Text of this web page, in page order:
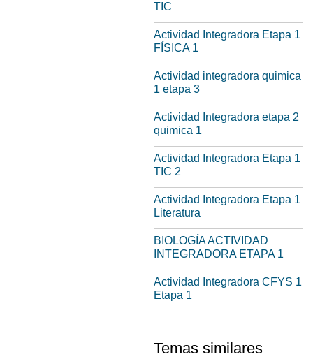
TIC
Actividad Integradora Etapa 1
FÍSICA 1
Actividad integradora quimica
1 etapa 3
Actividad Integradora etapa 2
quimica 1
Actividad Integradora Etapa 1
TIC 2
Actividad Integradora Etapa 1
Literatura
BIOLOGÍA ACTIVIDAD
INTEGRADORA ETAPA 1
Actividad Integradora CFYS 1
Etapa 1
Temas similares